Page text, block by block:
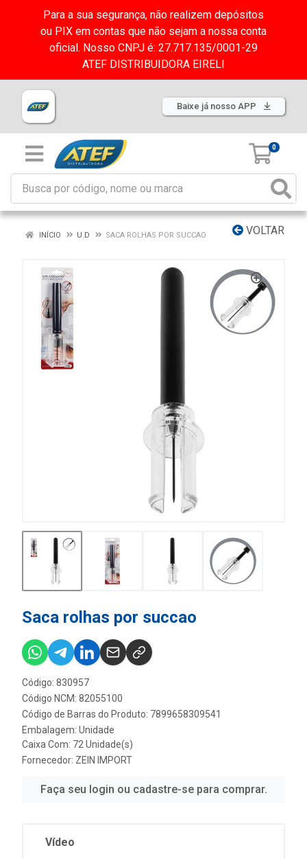
Para a sua segurança, não realizem depósitos
ou PIX em contas que não sejam a nossa conta
oficial. Nosso CNPJ é: 27.717.135/0001-29
ATEF DISTRIBUIDORA EIRELI
Baixe já nosso APP
0
VOLTAR
INÍCIO U.D SACA ROLHAS POR SUCCAO
Saca rolhas por succao
Código: 830957
Código NCM: 82055100
Código de Barras do Produto: 7899658309541
Embalagem: Unidade
Caixa Com: 72 Unidade(s)
Fornecedor: ZEIN IMPORT
Faça seu login ou cadastre-se para comprar.
Vídeo